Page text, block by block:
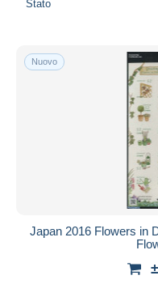
Stato
Nuovo
Japan 2016 Flowers in